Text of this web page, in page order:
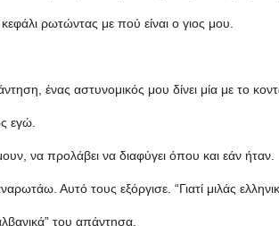
ρωτώντας με πού είναι ο γιος μου.
ένας αστυνομικός μου δίνει μία με το
εγώ.
να προλάβει να διαφύγει όπου και εάν ήταν.
Αυτό τους εξόργισε. “Γιατί μιλάς
του απάντησα.